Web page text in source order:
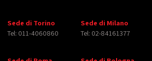
Sede di Torino
Tel: 011-4060860
Sede di Milano
Tel: 02-84161377